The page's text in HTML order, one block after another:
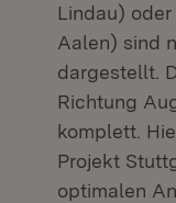
Lindau)
Aalen) sind
dargestellt.
Richtung
komplett.
Projekt
optimalen